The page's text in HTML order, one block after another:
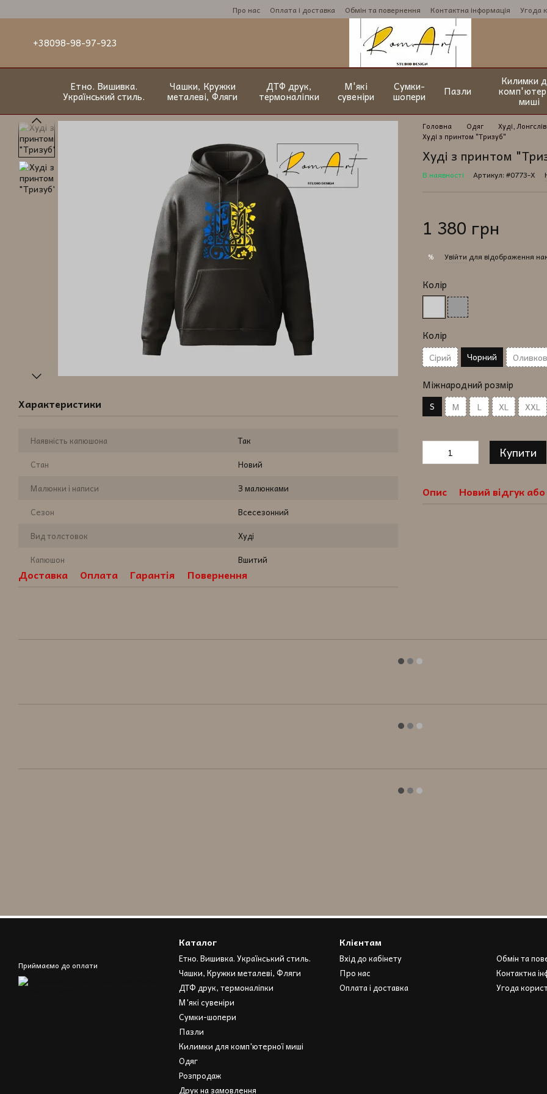
Про нас Оплата і доставка Обмін та повернення Контактна інформація Угода
+38098-98-97-923
Етно. Вишивка.
Український стиль.
Чашки, Кружки
металеві, Фляги
ДТФ друк,
термоналіпки
М'які
сувеніри
Сумки-
шопери Пазли
Килимки
миші
Характеристики
Наявність капюшона
Так
Стан
Новий
Малюнки і написи
З малюнками
Сезон
Всесезонний
Вид толстовок
Худі
Капюшон
Вшитий
Доставка Оплата Гарантія Повернення
Головна Одяг Худі,
Худі з принтом "Тризуб"
Худі з принтом
В наявності Артикул: #0773-Х
1 380 грн
% Увійти для відображення
Колір
Колір
Сірий Чорний
Міжнародний розмір
S M L XL XXL
Купити
Опис Новий відгук
Приймаємо до оплати
Каталог
Етно. Вишивка. Український стиль.
Чашки, Кружки металеві, Фляги
ДТФ друк, термоналіпки
М'які сувеніри
Сумки-шопери
Пазли
Килимки для комп'ютерної миші
Одяг
Розпродаж
Друк на замовлення
Клієнтам
Вхід до кабінету
Про нас
Оплата і доставка
Обмін та
Контактна
Угода